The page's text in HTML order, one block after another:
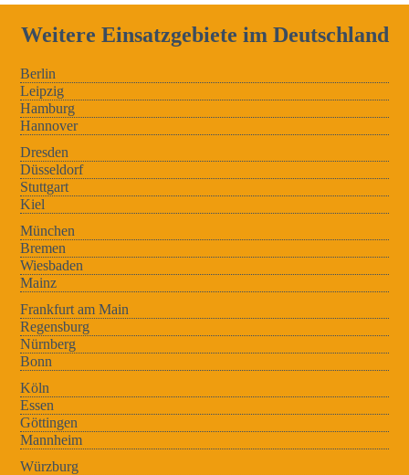
Weitere Einsatzgebiete im Deutschland
Berlin
Leipzig
Hamburg
Hannover
Dresden
Düsseldorf
Stuttgart
Kiel
München
Bremen
Wiesbaden
Mainz
Frankfurt am Main
Regensburg
Nürnberg
Bonn
Köln
Essen
Göttingen
Mannheim
Würzburg